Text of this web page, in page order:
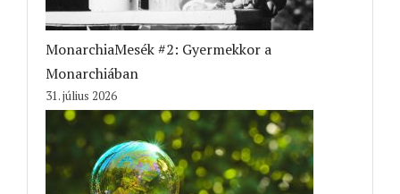
MonarchiaMesék #2: Gyermekkor a
Monarchiában
31. július 2026